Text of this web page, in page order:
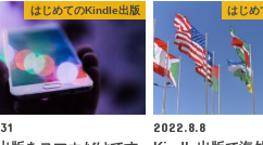
はじめてのKindle出版 はじ
2022.8.8